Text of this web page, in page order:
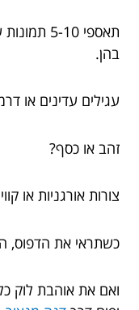
תאספי 5-
בהן.
עגילים עדינים או
זהב או כסף?
צורות אורגניות או
כשתראי את הדפוס,
ואם את אוהבת לוק